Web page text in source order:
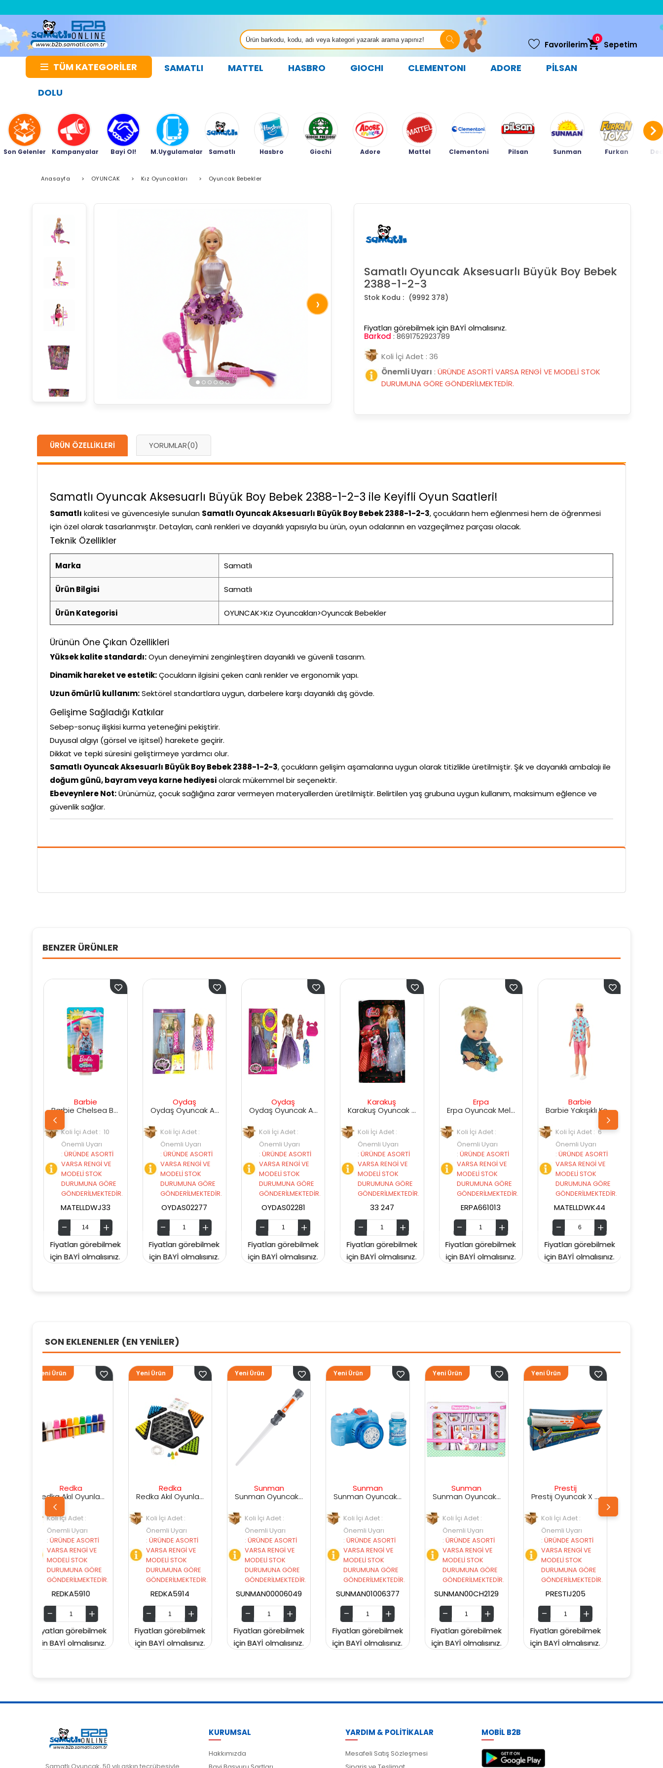
Sepetim
0
TÜM KATEGORİLER SAMATLI MATTEL HASBRO GIOCHI CLEMENTONI ADORE
PİLSAN
DOLU
Favorilerim
Son Gelenler Kampanyalar Bayi Ol! M.Uygulamalar Samatlı Hasbro Giochi Adore Mattel Clementoni Pilsan Sunman Furkan
Anasayfa > OYUNCAK > Kız Oyuncakları > Oyuncak Bebekler
›
Samatlı Oyuncak Aksesuarlı Büyük Boy Bebek
2388-1-2-3
(9992 378)
Fiyatları görebilmek için BAYİ olmalısınız.
Barkod : 8691752923789
Koli İçi Adet : 36
Önemli Uyarı : ÜRÜNDE ASORTİ VARSA RENGİ VE MODELİ STOK
DURUMUNA GÖRE GÖNDERİLMEKTEDİR.
ÜRÜN ÖZELLIKLERI YORUMLAR(0)
Samatlı Oyuncak Aksesuarlı Büyük Boy Bebek 2388-1-2-3 ile Keyifli Oyun Saatleri!
Samatlı kalitesi ve güvencesiyle sunulan Samatlı Oyuncak Aksesuarlı Büyük Boy Bebek 2388-1-2-3, çocukların hem eğlenmesi hem de öğrenmesi
için özel olarak tasarlanmıştır. Detayları, canlı renkleri ve dayanıklı yapısıyla bu ürün, oyun odalarının en vazgeçilmez parçası olacak.
Teknik Özellikler
Marka Samatlı
Ürün Bilgisi Samatlı
Ürün Kategorisi OYUNCAK>Kız Oyuncakları>Oyuncak Bebekler
Ürünün Öne Çıkan Özellikleri
Yüksek kalite standardı:Oyun deneyimini zenginleştiren dayanıklı ve güvenli tasarım.
Dinamik hareket ve estetik:Çocukların ilgisini çeken canlı renkler ve ergonomik yapı.
Uzun ömürlü kullanım:Sektörel standartlara uygun, darbelere karşı dayanıklı dış gövde.
Gelişime Sağladığı Katkılar
Sebep-sonuç ilişkisi kurma yeteneğini pekiştirir.
Duyusal algıyı (görsel ve işitsel) harekete geçirir.
Dikkat ve tepki süresini geliştirmeye yardımcı olur.
Samatlı Oyuncak Aksesuarlı Büyük Boy Bebek 2388-1-2-3, çocukların gelişim aşamalarına uygun olarak titizlikle üretilmiştir. Şık ve dayanıklı ambalajı ile
doğum günü, bayram veya karne hediyesiolarak mükemmel bir seçenektir.
Ebeveynlere Not:Ürünümüz, çocuk sağlığına zarar vermeyen materyallerden üretilmiştir. Belirtilen yaş grubuna uygun kullanım, maksimum eğlence ve
güvenlik sağlar.
BENZER ÜRÜNLER
Barbie Chelsea Bebekler
İçi Adet : 10
RENGİ VE
görebilmek
olmalısınız.
Oydaş Oyuncak Anlily 2'li Bebek
Koli İçi Adet :
Önemli Uyarı
:ÜRÜNDE ASORTİ
VARSA RENGİ VE
MODELİ STOK
DURUMUNA GÖRE
GÖNDERİLMEKTEDİR.
OYDAS02277
Fiyatları görebilmek
için BAYİ olmalısınız.
Oydaş Oyuncak Anlily Çantalı Bebek
Koli İçi Adet :
Önemli Uyarı
:ÜRÜNDE ASORTİ
VARSA RENGİ VE
MODELİ STOK
DURUMUNA GÖRE
GÖNDERİLMEKTEDİR.
OYDAS02281
Fiyatları görebilmek
için BAYİ olmalısınız.
Karakuş Oyuncak Nazlı Bebek
Koli İçi Adet :
Önemli Uyarı
:ÜRÜNDE ASORTİ
VARSA RENGİ VE
MODELİ STOK
DURUMUNA GÖRE
GÖNDERİLMEKTEDİR.
Fiyatları görebilmek
için BAYİ olmalısınız.
Erpa Oyuncak Melis Bebek Ve Minik Arkadaşı
Koli İçi Adet :
Önemli Uyarı
:ÜRÜNDE ASORTİ
VARSA RENGİ VE
MODELİ STOK
DURUMUNA GÖRE
GÖNDERİLMEKTEDİR.
Fiyatları görebilmek
için BAYİ olmalısınız.
Barbie Yakışıklı Ken Bebekler DWK44
Koli İçi Adet : 6
Önemli Uyarı
:ÜRÜNDE ASORTİ
VARSA RENGİ VE
MODELİ STOK
DURUMUNA GÖRE
GÖNDERİLMEKTEDİR.
MATELLDWK44
Fiyatları görebilmek
için BAYİ olmalısınız.
Koli İçi Adet : 6
Önemli Uyarı
:ÜRÜNDE ASORTİ
VARSA RENGİ VE
MODELİ STOK
DURUMUNA GÖRE
GÖNDERİLMEKTEDİR.
MATELLFBR37
Fiyatları görebilmek
için BAYİ olmalısınız.
SON EKLENENLER (EN YENİLER)
Koli İçi Adet :
Önemli Uyarı
:ÜRÜNDE ASORTİ
VARSA RENGİ VE
MODELİ STOK
DURUMUNA GÖRE
GÖNDERİLMEKTEDİR.
REDKA5914
Yeni Ürün
Fiyatları görebilmek
için BAYİ olmalısınız.
Sunman
Koli İçi Adet :
Önemli Uyarı
:ÜRÜNDE ASORTİ
VARSA RENGİ VE
MODELİ STOK
DURUMUNA GÖRE
GÖNDERİLMEKTEDİR.
SUNMAN00006049
Yeni Ürün
Fiyatları görebilmek
için BAYİ olmalısınız.
Sunman
Koli İçi Adet :
Önemli Uyarı
:ÜRÜNDE ASORTİ
VARSA RENGİ VE
MODELİ STOK
DURUMUNA GÖRE
GÖNDERİLMEKTEDİR.
SUNMAN01006377
Yeni Ürün
Fiyatları görebilmek
için BAYİ olmalısınız.
Sunman
Koli İçi Adet :
Önemli Uyarı
:ÜRÜNDE ASORTİ
VARSA RENGİ VE
MODELİ STOK
DURUMUNA GÖRE
GÖNDERİLMEKTEDİR.
SUNMAN00CH2129
Yeni Ürün
Fiyatları görebilmek
için BAYİ olmalısınız.
Prestij
Koli İçi Adet :
Önemli Uyarı
:ÜRÜNDE ASORTİ
VARSA RENGİ VE
MODELİ STOK
DURUMUNA GÖRE
GÖNDERİLMEKTEDİR.
PRESTIJ205
Yeni Ürün
Fiyatları görebilmek
için BAYİ olmalısınız.
Prestij Oyuncak Kutulu Su Silahı
Koli İçi Adet :
Önemli Uyarı
:ÜRÜNDE ASORTİ
VARSA RENGİ VE
MODELİ STOK
DURUMUNA GÖRE
GÖNDERİLMEKTEDİR.
PRESTIJ203
Yeni Ürün
Fiyatları görebilmek
için BAYİ olmalısınız.
KURUMSAL
Hakkımızda
YARDIM & POLİTİKALAR
Mesafeli Satış Sözleşmesi
MOBİL B2B